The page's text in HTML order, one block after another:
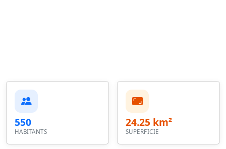
550
HABITANTS
24.25 km²
SUPERFICIE